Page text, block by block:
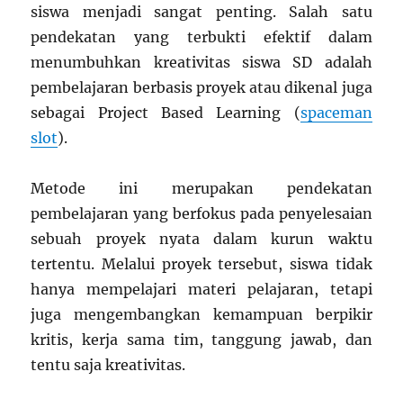
siswa menjadi sangat penting. Salah satu
pendekatan yang terbukti efektif dalam
menumbuhkan kreativitas siswa SD adalah
pembelajaran berbasis proyek atau dikenal juga
sebagai Project Based Learning (spaceman
slot).
Metode ini merupakan pendekatan
pembelajaran yang berfokus pada penyelesaian
sebuah proyek nyata dalam kurun waktu
tertentu. Melalui proyek tersebut, siswa tidak
hanya mempelajari materi pelajaran, tetapi
juga mengembangkan kemampuan berpikir
kritis, kerja sama tim, tanggung jawab, dan
tentu saja kreativitas.